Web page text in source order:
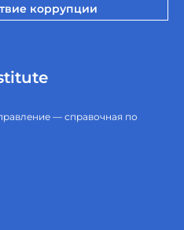
коррупции
— справочная по